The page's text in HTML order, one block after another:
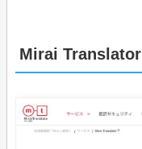
Mirai Translator